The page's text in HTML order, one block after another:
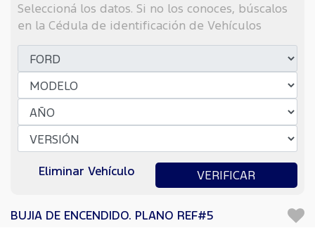
Seleccioná los datos. Si no los conoces, búscalos
en la Cédula de identificación de Vehículos
Eliminar Vehículo VERIFICAR
BUJIA DE ENCENDIDO. PLANO REF#5